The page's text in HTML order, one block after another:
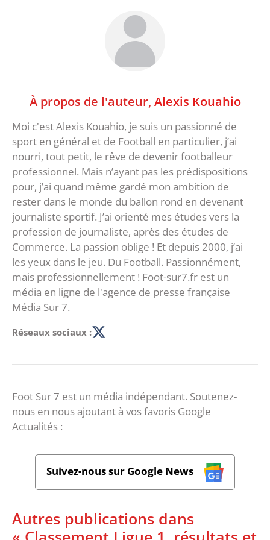
À propos de l'auteur, Alexis Kouahio
Moi c'est Alexis Kouahio, je suis un passionné de
sport en général et de Football en particulier, j’ai
nourri, tout petit, le rêve de devenir footballeur
professionnel. Mais n’ayant pas les prédispositions
pour, j’ai quand même gardé mon ambition de
rester dans le monde du ballon rond en devenant
journaliste sportif. J’ai orienté mes études vers la
profession de journaliste, après des études de
Commerce. La passion oblige ! Et depuis 2000, j’ai
les yeux dans le jeu. Du Football. Passionnément,
mais professionnellement ! Foot-sur7.fr est un
média en ligne de l'agence de presse française
Média Sur 7.
Réseaux sociaux :
Foot Sur 7 est un média indépendant. Soutenez-
nous en nous ajoutant à vos favoris Google
Actualités :
Suivez-nous sur Google News
Autres publications dans